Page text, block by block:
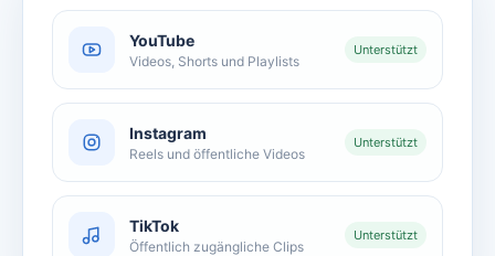
YouTube
Videos, Shorts und Playlists
Unterstützt
Instagram
Reels und öffentliche Videos
Unterstützt
TikTok
Öffentlich zugängliche Clips
Unterstützt